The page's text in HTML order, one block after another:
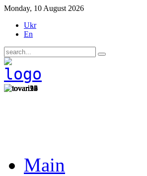
Monday, 10 August 2026
Ukr
En
Main